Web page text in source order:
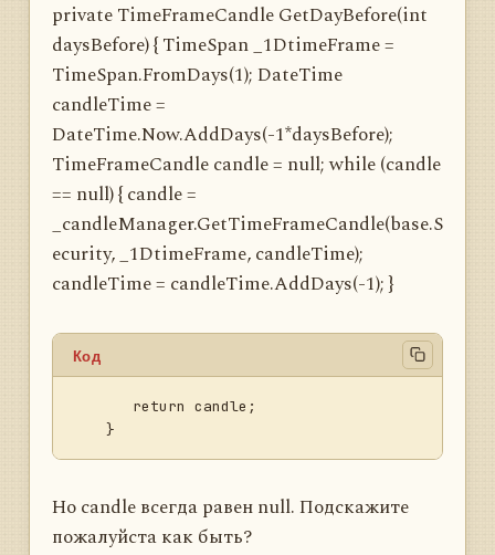
private TimeFrameCandle GetDayBefore(int
daysBefore) { TimeSpan _1DtimeFrame =
TimeSpan.FromDays(1); DateTime
candleTime =
DateTime.Now.AddDays(-1*daysBefore);
TimeFrameCandle candle = null; while (candle
== null) { candle =
_candleManager.GetTimeFrameCandle(base.S
ecurity, _1DtimeFrame, candleTime);
candleTime = candleTime.AddDays(-1); }
Код
Но candle всегда равен null. Подскажите
пожалуйста как быть?